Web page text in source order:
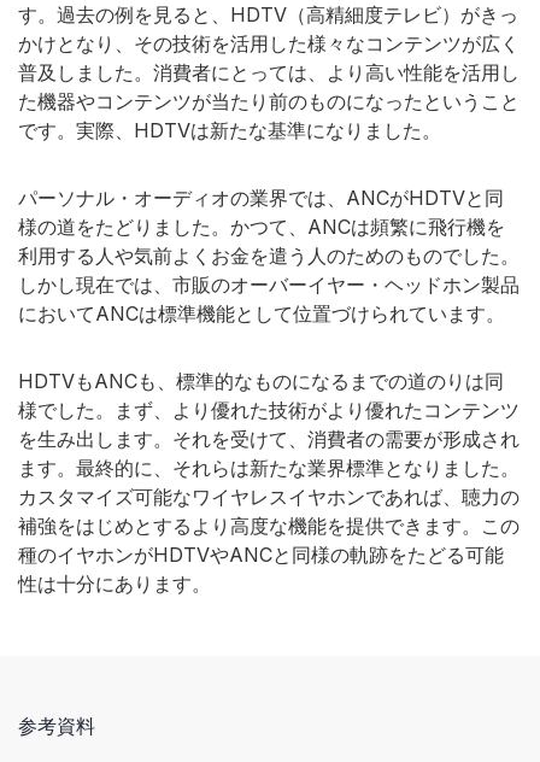
す。過去の例を見ると、HDTV（高精細度テレビ）がきっ
かけとなり、その技術を活用した様々なコンテンツが広く
普及しました。消費者にとっては、より高い性能を活用し
た機器やコンテンツが当たり前のものになったということ
です。実際、HDTVは新たな基準になりました。
パーソナル・オーディオの業界では、ANCがHDTVと同
様の道をたどりました。かつて、ANCは頻繁に飛行機を
利用する人や気前よくお金を遣う人のためのものでした。
しかし現在では、市販のオーバーイヤー・ヘッドホン製品
においてANCは標準機能として位置づけられています。
HDTVもANCも、標準的なものになるまでの道のりは同
様でした。まず、より優れた技術がより優れたコンテンツ
を生み出します。それを受けて、消費者の需要が形成され
ます。最終的に、それらは新たな業界標準となりました。
カスタマイズ可能なワイヤレスイヤホンであれば、聴力の
補強をはじめとするより高度な機能を提供できます。この
種のイヤホンがHDTVやANCと同様の軌跡をたどる可能
性は十分にあります。
参考資料